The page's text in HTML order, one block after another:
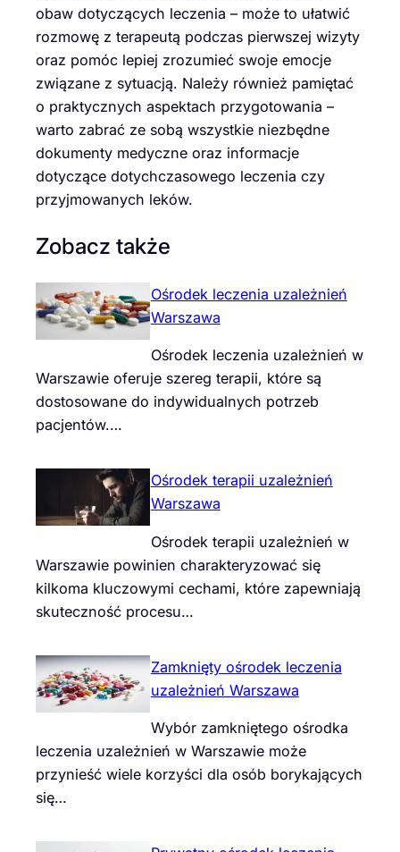
obaw dotyczących leczenia – może to ułatwić
rozmowę z terapeutą podczas pierwszej wizyty
oraz pomóc lepiej zrozumieć swoje emocje
związane z sytuacją. Należy również pamiętać
o praktycznych aspektach przygotowania –
warto zabrać ze sobą wszystkie niezbędne
dokumenty medyczne oraz informacje
dotyczące dotychczasowego leczenia czy
przyjmowanych leków.
Zobacz także
Ośrodek leczenia uzależnień
Warszawa
Ośrodek leczenia uzależnień w
Warszawie oferuje szereg terapii, które są
dostosowane do indywidualnych potrzeb
pacjentów.…
Ośrodek terapii uzależnień
Warszawa
Ośrodek terapii uzależnień w
Warszawie powinien charakteryzować się
kilkoma kluczowymi cechami, które zapewniają
skuteczność procesu…
Zamknięty ośrodek leczenia
uzależnień Warszawa
Wybór zamkniętego ośrodka
leczenia uzależnień w Warszawie może
przynieść wiele korzyści dla osób borykających
się…